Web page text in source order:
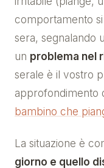
comportamento
sera, segnalando
un problema nel
serale è il vostro
approfondimento
bambino che
La situazione è
giorno e quello